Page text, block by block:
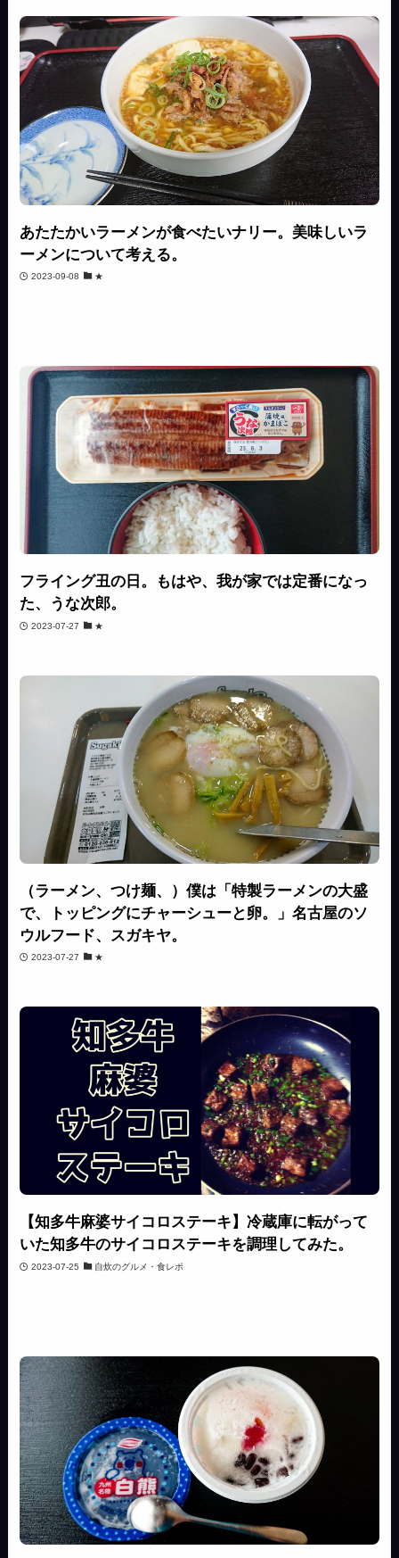
あたたかいラーメンが食べたいナリー。美味しいラ
ーメンについて考える。
2023-09-08 ★
フライング丑の日。もはや、我が家では定番になっ
た、うな次郎。
2023-07-27 ★
（ラーメン、つけ麺、）僕は「特製ラーメンの大盛
で、トッピングにチャーシューと卵。」名古屋のソ
ウルフード、スガキヤ。
2023-07-27 ★
【知多牛麻婆サイコロステーキ】冷蔵庫に転がって
いた知多牛のサイコロステーキを調理してみた。
2023-07-25 自炊のグルメ・食レポ